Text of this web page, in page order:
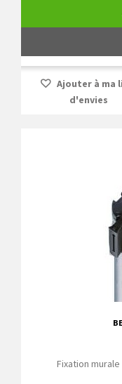
Ajouter à ma
d'envies
Fixation